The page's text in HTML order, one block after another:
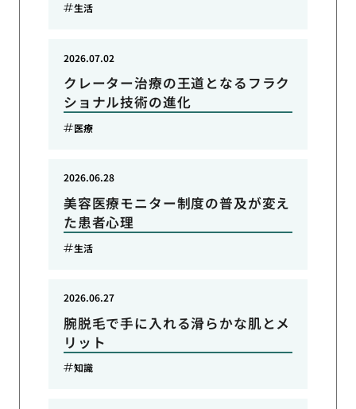
生活
クレーター治療の王道となるフラク
ショナル技術の進化
2026.07.02
医療
美容医療モニター制度の普及が変え
た患者心理
2026.06.28
生活
腕脱毛で手に入れる滑らかな肌とメ
リット
2026.06.27
知識